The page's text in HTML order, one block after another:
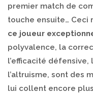
premier match de
touche ensuite… Ceci
ce joueur
polyvalence, la
l’efficacité
l’altruisme, sont des
lui collent encore